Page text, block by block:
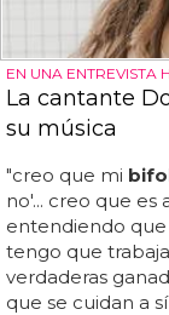
EN UNA ENTREVISTA
La cantante
su música
"creo que mi
no'... creo que es
entendiendo
tengo que
verdaderas
que se cuidan a